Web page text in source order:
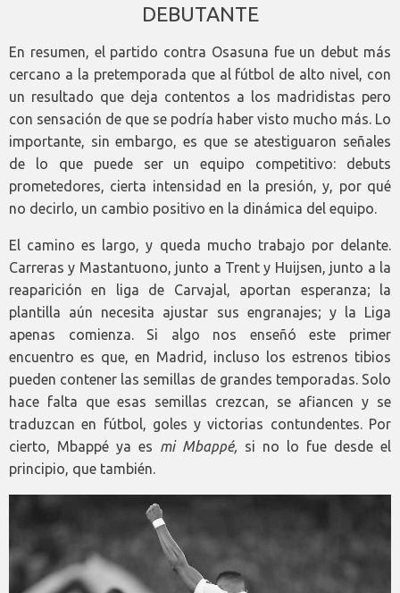
DEBUTANTE
En resumen, el partido contra Osasuna fue un debut más
cercano a la pretemporada que al fútbol de alto nivel, con
un resultado que deja contentos a los madridistas pero
con sensación de que se podría haber visto mucho más. Lo
importante, sin embargo, es que se atestiguaron señales
de lo que puede ser un equipo competitivo: debuts
prometedores, cierta intensidad en la presión, y, por qué
no decirlo, un cambio positivo en la dinámica del equipo.
El camino es largo, y queda mucho trabajo por delante.
Carreras y Mastantuono, junto a Trent y Huijsen, junto a la
reaparición en liga de Carvajal, aportan esperanza; la
plantilla aún necesita ajustar sus engranajes; y la Liga
apenas comienza. Si algo nos enseñó este primer
encuentro es que, en Madrid, incluso los estrenos tibios
pueden contener las semillas de grandes temporadas. Solo
hace falta que esas semillas crezcan, se afiancen y se
traduzcan en fútbol, goles y victorias contundentes. Por
cierto, Mbappé ya es mi Mbappé, si no lo fue desde el
principio, que también.